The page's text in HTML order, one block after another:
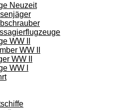
Neuzeit
WW II
WW II
WW II
WW I